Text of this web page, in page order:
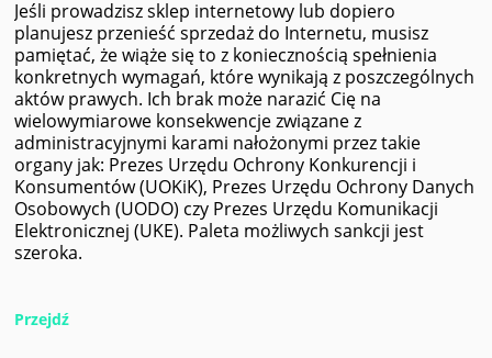
Jeśli prowadzisz sklep internetowy lub dopiero
planujesz przenieść sprzedaż do Internetu, musisz
pamiętać, że wiąże się to z koniecznością spełnienia
konkretnych wymagań, które wynikają z poszczególnych
aktów prawych. Ich brak może narazić Cię na
wielowymiarowe konsekwencje związane z
administracyjnymi karami nałożonymi przez takie
organy jak: Prezes Urzędu Ochrony Konkurencji i
Konsumentów (UOKiK), Prezes Urzędu Ochrony Danych
Osobowych (UODO) czy Prezes Urzędu Komunikacji
Elektronicznej (UKE). Paleta możliwych sankcji jest
szeroka.
Przejdź